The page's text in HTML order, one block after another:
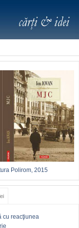
Polirom, 2015
cu reacţiunea